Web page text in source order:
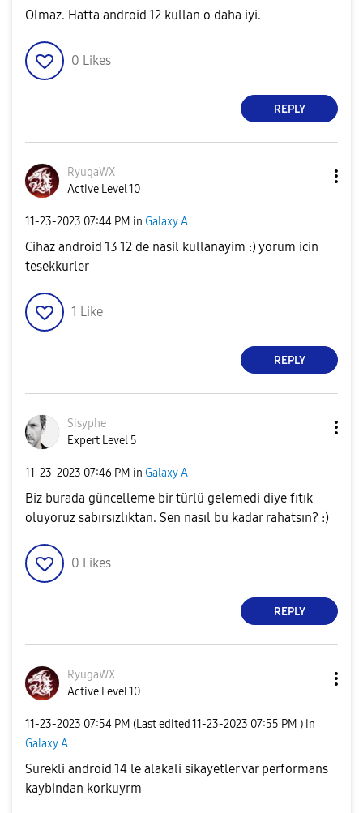
Olmaz. Hatta android 12 kullan o daha iyi.
0 Likes
REPLY
RyugaWX
Active Level 10
‎11-23-2023 07:44 PM in Galaxy A
Cihaz android 13 12 de nasil kullanayim :) yorum icin
tesekkurler
1 Like
REPLY
Sisyphe
Expert Level 5
‎11-23-2023 07:46 PM in Galaxy A
Biz burada güncelleme bir türlü gelemedi diye fıtık
oluyoruz sabırsızlıktan. Sen nasıl bu kadar rahatsın? :)
0 Likes
REPLY
RyugaWX
Active Level 10
‎11-23-2023 07:54 PM (Last edited ‎11-23-2023 07:55 PM ) in
Galaxy A
Surekli android 14 le alakali sikayetler var performans
kaybindan korkuyrm